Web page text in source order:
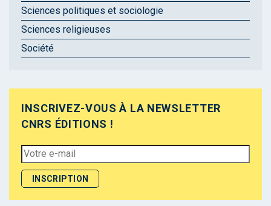
Sciences politiques et sociologie
Sciences religieuses
Société
INSCRIVEZ-VOUS À LA NEWSLETTER
CNRS ÉDITIONS !